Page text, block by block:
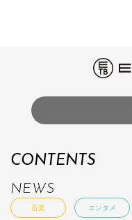
CONTENTS
NEWS
音楽 エンタメ